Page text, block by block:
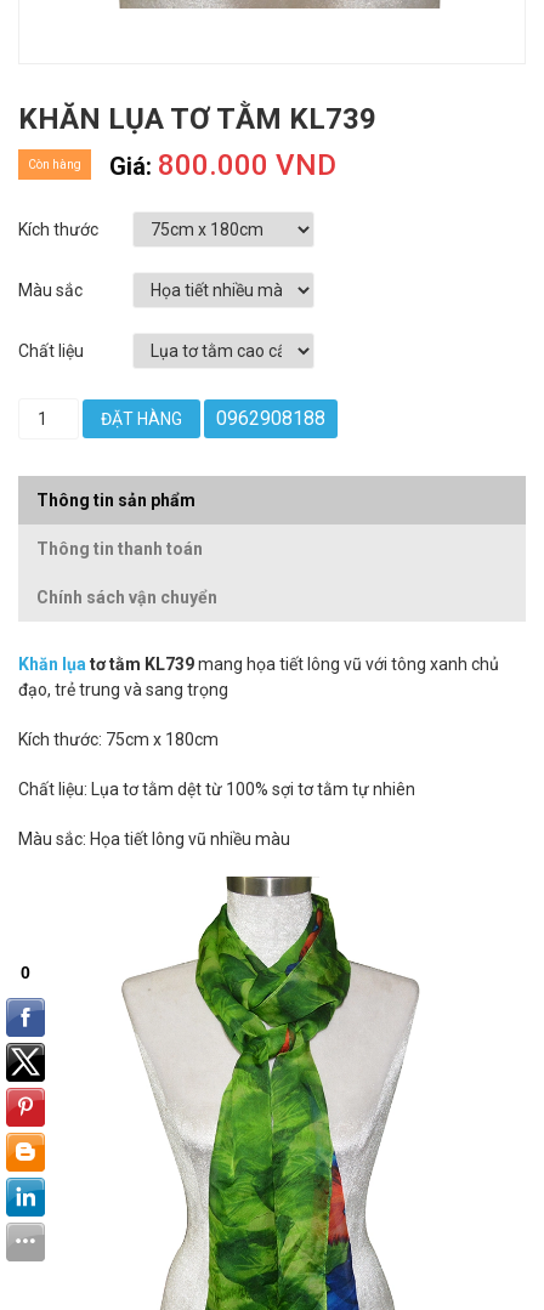
KHĂN LỤA TƠ TẰM KL739
Giá: 800.000 VND
Còn hàng
Kích thước
Màu sắc
Chất liệu
ĐẶT HÀNG 0962908188
Thông tin sản phẩm
Thông tin thanh toán
Chính sách vận chuyển
Khăn lụa tơ tằm KL739mang họa tiết lông vũ với tông xanh chủ
đạo, trẻ trung và sang trọng
Kích thước: 75cm x 180cm
Chất liệu: Lụa tơ tằm dệt từ 100% sợi tơ tằm tự nhiên
Màu sắc: Họa tiết lông vũ nhiều màu